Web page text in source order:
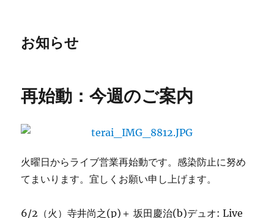
お知らせ
再始動：今週のご案内
火曜日からライブ営業再始動です。感染防止に努め
てまいります。宜しくお願い申し上げます。
6/2（火）寺井尚之(p)＋ 坂田慶治(b)デュオ: Live